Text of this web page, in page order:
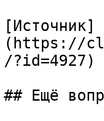
[Источник]
(https://
/?id=4927)
## Ещё